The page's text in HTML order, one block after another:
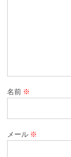
名前 ※
メール ※